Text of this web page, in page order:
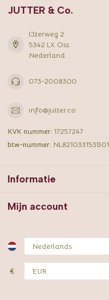
JUTTER & Co.
IJzerweg 2
5342 LX Oss
Nederland
073-2008300
info@jutter.co
KVK nummer: 17257247
btw-nummer: NL821033153B01
Informatie
Mijn account
€